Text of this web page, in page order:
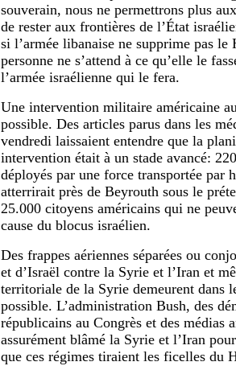
souverain, nous ne permettrons plus
de rester aux frontières de l’État
si l’armée libanaise ne supprime pas le
personne ne s’attend à ce qu’elle le
l’armée israélienne qui le fera.
Une intervention militaire américaine
possible. Des articles parus dans les
vendredi laissaient entendre que la
intervention était à un stade avancé:
déployés par une force transportée par
atterrirait près de Beyrouth sous le
25.000 citoyens américains qui ne
cause du blocus israélien.
Des frappes aériennes séparées ou
et d’Israël contre la Syrie et l’Iran et
territoriale de la Syrie demeurent dans
possible. L’administration Bush, des
républicains au Congrès et des médias
assurément blâmé la Syrie et l’Iran
que ces régimes tiraient les ficelles du